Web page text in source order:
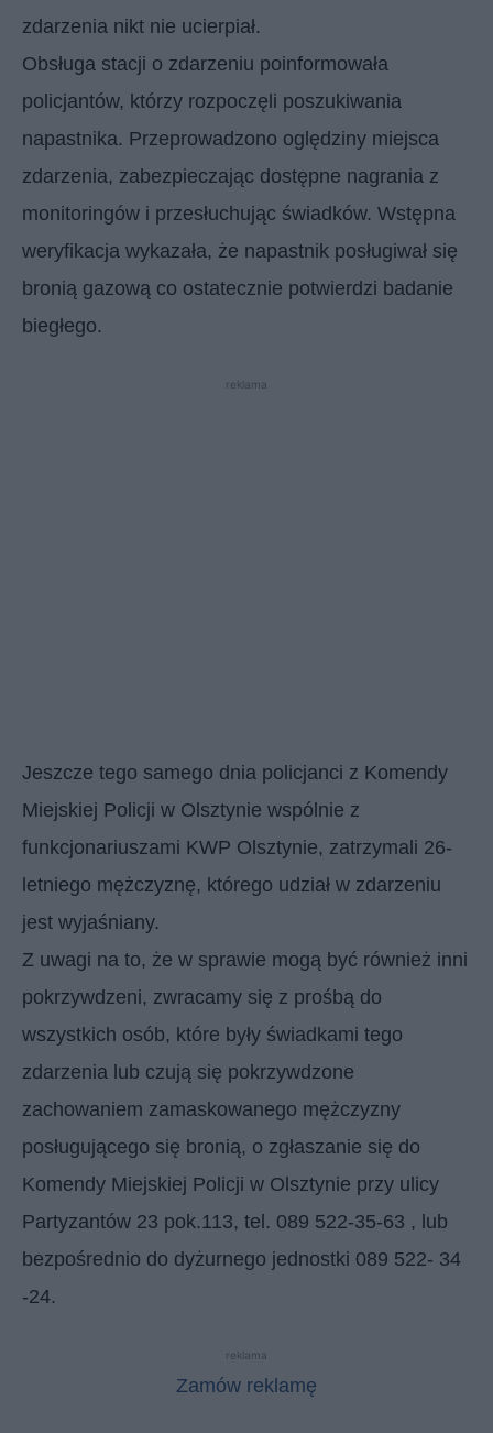
zdarzenia nikt nie ucierpiał.
Obsługa stacji o zdarzeniu poinformowała
policjantów, którzy rozpoczęli poszukiwania
napastnika. Przeprowadzono oględziny miejsca
zdarzenia, zabezpieczając dostępne nagrania z
monitoringów i przesłuchując świadków. Wstępna
weryfikacja wykazała, że napastnik posługiwał się
bronią gazową co ostatecznie potwierdzi badanie
biegłego.
reklama
Jeszcze tego samego dnia policjanci z Komendy
Miejskiej Policji w Olsztynie wspólnie z
funkcjonariuszami KWP Olsztynie, zatrzymali 26-
letniego mężczyznę, którego udział w zdarzeniu
jest wyjaśniany.
Z uwagi na to, że w sprawie mogą być również inni
pokrzywdzeni, zwracamy się z prośbą do
wszystkich osób, które były świadkami tego
zdarzenia lub czują się pokrzywdzone
zachowaniem zamaskowanego mężczyzny
posługującego się bronią, o zgłaszanie się do
Komendy Miejskiej Policji w Olsztynie przy ulicy
Partyzantów 23 pok.113, tel. 089 522-35-63 , lub
bezpośrednio do dyżurnego jednostki 089 522- 34
-24.
reklama
Zamów reklamę